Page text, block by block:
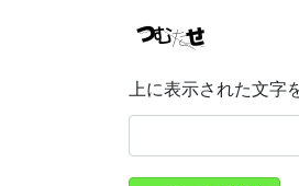
上に表示された文字